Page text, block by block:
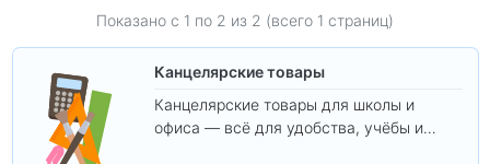
Показано с 1 по 2 из 2 (всего 1 страниц)
Канцелярские товары
Канцелярские товары для школы и
офиса — всё для удобства, учёбы и